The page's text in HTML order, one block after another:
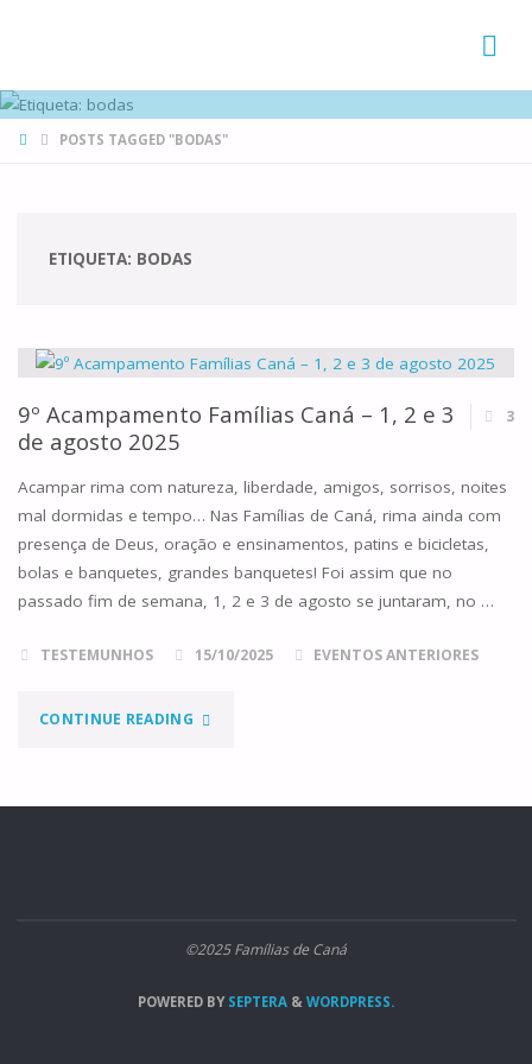
HOMEPOSTS TAGGED "BODAS"
ETIQUETA: BODAS
9º Acampamento Famílias Caná – 1, 2 e 3
de agosto 2025
3
Acampar rima com natureza, liberdade, amigos, sorrisos, noites
mal dormidas e tempo… Nas Famílias de Caná, rima ainda com
presença de Deus, oração e ensinamentos, patins e bicicletas,
bolas e banquetes, grandes banquetes! Foi assim que no
passado fim de semana, 1, 2 e 3 de agosto se juntaram, no …
TESTEMUNHOS 15/10/2025 EVENTOS ANTERIORES
CONTINUE READING"9º
FAMÍLIAS
1,
2
©2025 Famílias de Caná
POWERED BYSEPTERA & WORDPRESS.